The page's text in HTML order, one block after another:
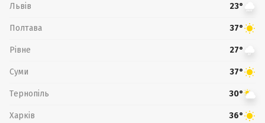
Львів 23°
Полтава 37°
Рівне 27°
Суми 37°
Тернопіль 30°
Харків 36°